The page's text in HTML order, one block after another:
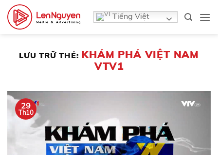
qua
Tiếng Việt
LƯU TRỮ THẺ: KHÁM PHÁ VIỆT NAM
VTV1
29
Th10